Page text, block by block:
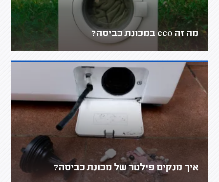
מה זה eco במכונת כביסה?
איך מנקים פילטר של מכונת כביסה?